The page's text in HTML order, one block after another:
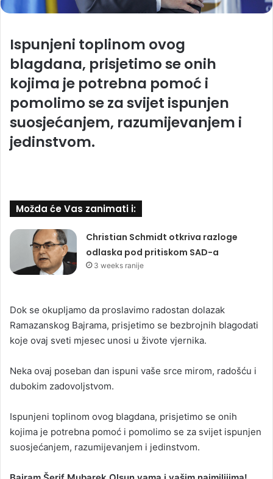
Ispunjeni toplinom ovog
blagdana, prisjetimo se onih
kojima je potrebna pomoć i
pomolimo se za svijet ispunjen
suosjećanjem, razumijevanjem i
jedinstvom.
Možda će Vas zanimati i:
Christian Schmidt otkriva razloge
odlaska pod pritiskom SAD-a
3 weeks ranije
Dok se okupljamo da proslavimo radostan dolazak
Ramazanskog Bajrama, prisjetimo se bezbrojnih blagodati
koje ovaj sveti mjesec unosi u živote vjernika.
Neka ovaj poseban dan ispuni vaše srce mirom, radošću i
dubokim zadovoljstvom.
Ispunjeni toplinom ovog blagdana, prisjetimo se onih
kojima je potrebna pomoć i pomolimo se za svijet ispunjen
suosjećanjem, razumijevanjem i jedinstvom.